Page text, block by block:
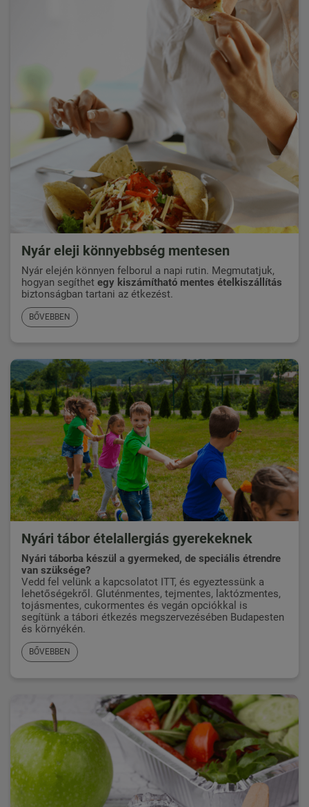
Nyár eleji könnyebbség mentesen
Nyár elején könnyen felborul a napi rutin. Megmutatjuk,
hogyan segíthet egy kiszámítható mentes ételkiszállítás
biztonságban tartani az étkezést.
BŐVEBBEN
Nyári tábor ételallergiás gyerekeknek
Nyári táborba készül a gyermeked, de speciális étrendre
van szüksége?
Vedd fel velünk a kapcsolatot ITT, és egyeztessünk a
lehetőségekről. Gluténmentes, tejmentes, laktózmentes,
tojásmentes, cukormentes és vegán opciókkal is
segítünk a tábori étkezés megszervezésében Budapesten
és környékén.
BŐVEBBEN